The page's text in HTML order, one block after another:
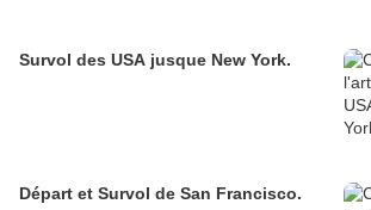
Survol des USA jusque New York.
Départ et Survol de San Francisco.